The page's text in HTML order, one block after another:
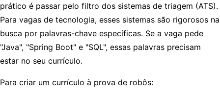
prático é passar pelo filtro dos sistemas de triagem (ATS).
Para vagas de tecnologia, esses sistemas são rigorosos na
busca por palavras-chave específicas. Se a vaga pede
"Java", "Spring Boot" e "SQL", essas palavras precisam
estar no seu currículo.
Para criar um currículo à prova de robôs: